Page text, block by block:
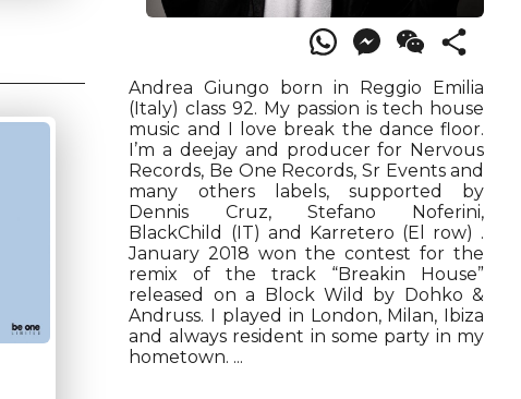
Andrea Giungo born in Reggio Emilia
(Italy) class 92. My passion is tech house
music and I love break the dance floor.
I’m a deejay and producer for Nervous
Records, Be One Records, Sr Events and
many others labels, supported by
Dennis Cruz, Stefano Noferini,
BlackChild (IT) and Karretero (El row) .
January 2018 won the contest for the
remix of the track “Breakin House”
released on a Block Wild by Dohko &
Andruss. I played in London, Milan, Ibiza
and always resident in some party in my
hometown. ...